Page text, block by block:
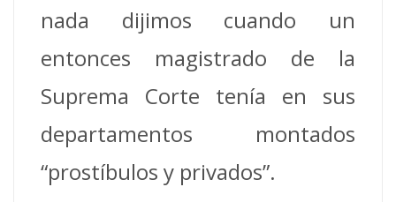
nada dijimos cuando un
entonces magistrado de la
Suprema Corte tenía en sus
departamentos montados
“prostíbulos y privados”.